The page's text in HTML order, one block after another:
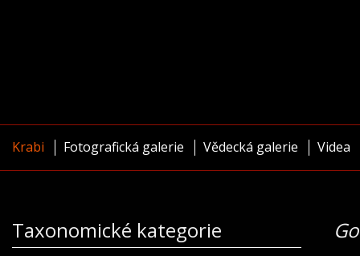
Krabi Fotografická galerie Vědecká galerie Videa
Taxonomické kategorie